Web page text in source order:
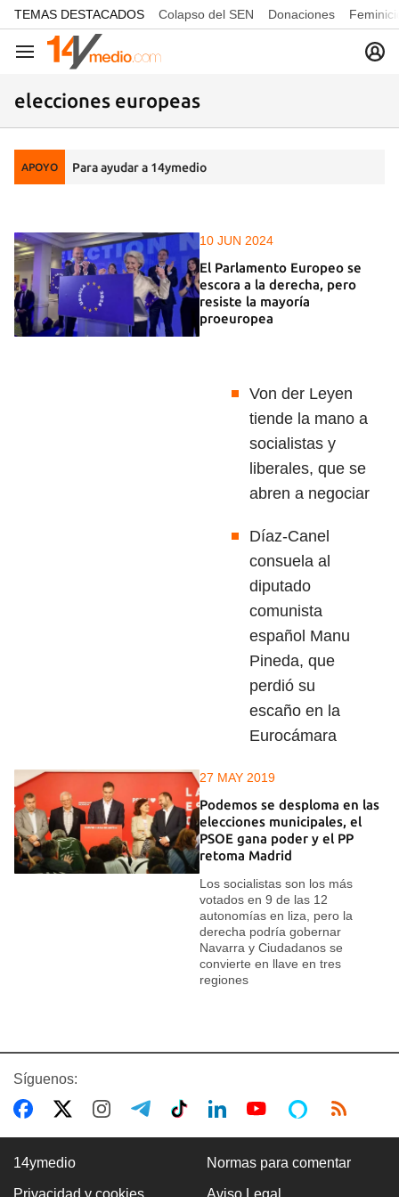
common.go-to-content
TEMAS DESTACADOS Colapso del SEN Donaciones
Navegación
elecciones europeas
APOYO Para ayudar a 14ymedio
10 JUN 2024
El Parlamento Europeo se
escora a la derecha, pero
resiste la mayoría
proeuropea
Von der Leyen
tiende la mano a
socialistas y
liberales, que se
abren a negociar
Díaz-Canel
consuela al
diputado
comunista
español Manu
Pineda, que
perdió su
escaño en la
Eurocámara
27 MAY 2019
Podemos se desploma en las
elecciones municipales, el
PSOE gana poder y el PP
retoma Madrid
Los socialistas son los más
votados en 9 de las 12
autonomías en liza, pero la
derecha podría gobernar
Navarra y Ciudadanos se
convierte en llave en tres
regiones
Síguenos:
14ymedio Normas para comentar
Privacidad y cookies Aviso Legal